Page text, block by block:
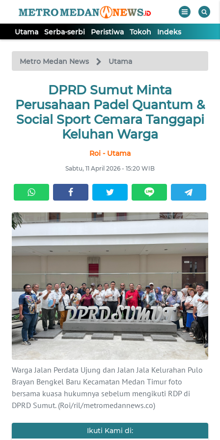
Utama Serba-serbi Peristiwa Tokoh Indeks
Metro Medan News Utama
DPRD Sumut Minta
Perusahaan Padel Quantum &
Social Sport Cemara Tanggapi
Keluhan Warga
Roi - Utama
Sabtu, 11 April 2026 - 15:20 WIB
Warga Jalan Perdata Ujung dan Jalan Jala Kelurahan Pulo
Brayan Bengkel Baru Kecamatan Medan Timur foto
bersama kuasa hukumnya sebelum mengikuti RDP di
DPRD Sumut. (Roi/ril/metromedannews.co)
Ikuti Kami di:
TV
Tutup
SERBA-
SERBI
TOKOH
INDEKS
BERITA
KAMI
INFO
IKLAN
TENTANG
KAMI
PEDOMAN
MEDIA
SIBER
REDAKSI